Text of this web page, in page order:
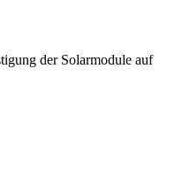
der Solarmodule auf